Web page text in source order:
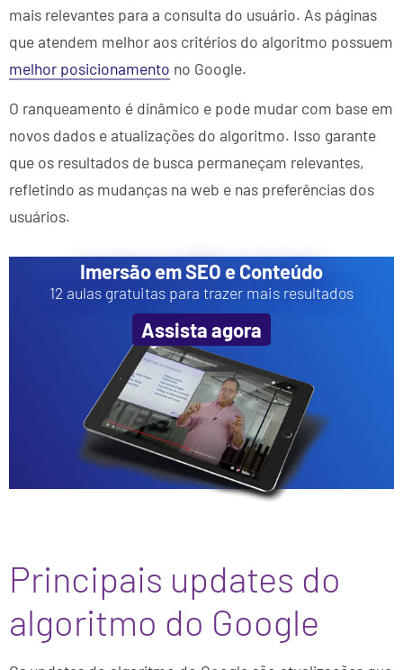
mais relevantes para a consulta do usuário. As páginas
que atendem melhor aos critérios do algoritmo possuem
melhor posicionamento no Google.
O ranqueamento é dinâmico e pode mudar com base em
novos dados e atualizações do algoritmo. Isso garante
que os resultados de busca permaneçam relevantes,
refletindo as mudanças na web e nas preferências dos
usuários.
Imersão em SEO e Conteúdo
12 aulas gratuitas para trazer mais resultados
Assista agora
Principais updates do
algoritmo do Google